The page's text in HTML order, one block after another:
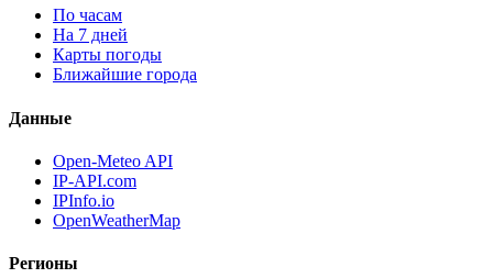
По часам
На 7 дней
Карты погоды
Ближайшие города
Данные
Open-Meteo API
IP-API.com
IPInfo.io
OpenWeatherMap
Регионы